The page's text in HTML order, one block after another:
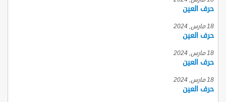
حرف العين
18 مارس, 2024
حرف العين
18 مارس, 2024
حرف العين
18 مارس, 2024
حرف العين